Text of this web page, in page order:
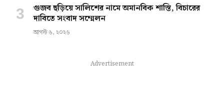
গুজব ছড়িয়ে সালিশের নামে অমানবিক শাস্তি, বিচারের
দাবিতে সংবাদ সম্মেলন
আগস্ট ৬, ২০২৬
Advertisement